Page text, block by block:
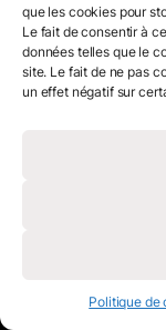
que les cookies pour
Le fait de consentir à
données telles que le
site. Le fait de ne pas
un effet négatif sur
Politique de